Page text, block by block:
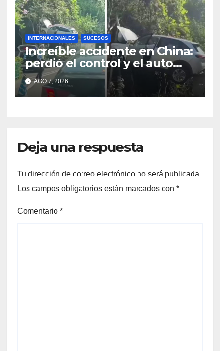
INTERNACIONALES SUCESOS
Increíble accidente en China:
perdió el control y el auto
terminó incrustado en un
árbol
AGO 7, 2026
Deja una respuesta
Tu dirección de correo electrónico no será publicada.
Los campos obligatorios están marcados con *
Comentario *